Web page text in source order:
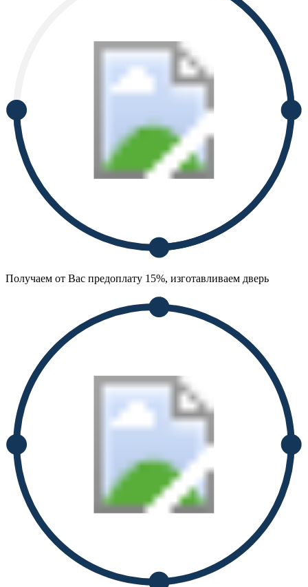
Получаем от Вас предоплату 15%, изготавливаем дверь